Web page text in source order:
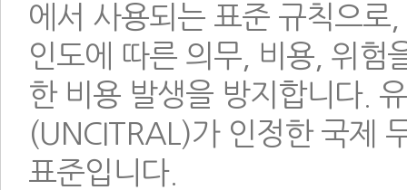
에서 사용되는 표준 규칙으로
인도에 따른 의무, 비용, 위험
한 비용 발생을 방지합니다.
(UNCITRAL)가 인정한 국제
표준입니다.